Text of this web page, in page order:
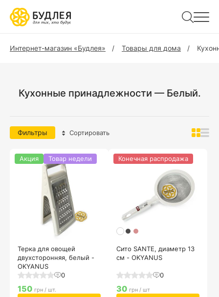
Интернет-магазин «Будлея» Товары для дома
Кухонные принадлежности — Белый.
Фильтры Сортировать
Терка для овощей
двухсторонняя, белый -
OKYANUS
0
Акция Товар недели
150 грн / шт.
Сито SANTE, диаметр 13
см - OKYANUS
0
Конечная распродажа
30 грн / шт